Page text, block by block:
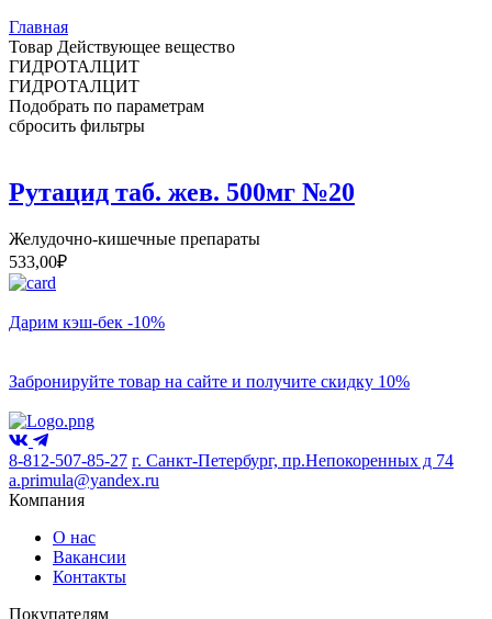
Главная
Товар Действующее вещество
ГИДРОТАЛЦИТ
ГИДРОТАЛЦИТ
Подобрать по параметрам
сбросить фильтры
Рутацид таб. жев. 500мг №20
Желудочно-кишечные препараты
533,00₽
Дарим кэш-бек -10%
Забронируйте товар на сайте и получите скидку 10%
8-812-507-85-27 г. Санкт-Петербург, пр.Непокоренных д 74
a.primula@yandex.ru
Компания
О нас
Вакансии
Контакты
Покупателям